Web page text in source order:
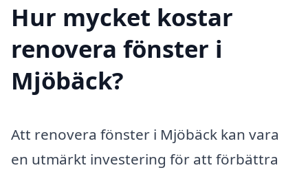
Hur mycket kostar
renovera fönster i
Mjöbäck?
Att renovera fönster i Mjöbäck kan vara
en utmärkt investering för att förbättra